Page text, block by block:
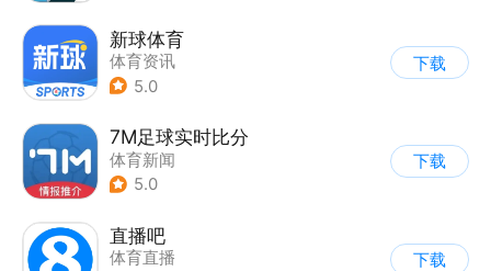
新球体育
体育资讯
5.0
下载
7M足球实时比分
体育新闻
5.0
下载
直播吧
体育直播
下载